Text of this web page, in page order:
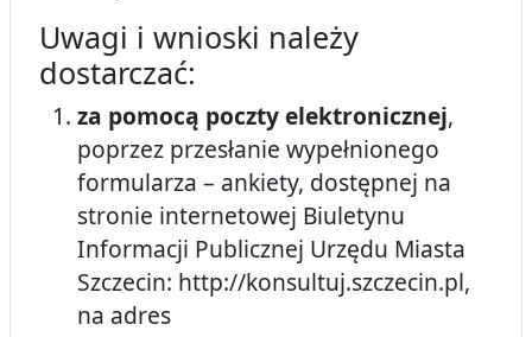
Uwagi i wnioski należy
dostarczać:
za pomocą poczty elektronicznej,
poprzez przesłanie wypełnionego
formularza – ankiety, dostępnej na
stronie internetowej Biuletynu
Informacji Publicznej Urzędu Miasta
Szczecin: http://konsultuj.szczecin.pl,
na adres